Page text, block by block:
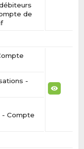
de
-
- Compte